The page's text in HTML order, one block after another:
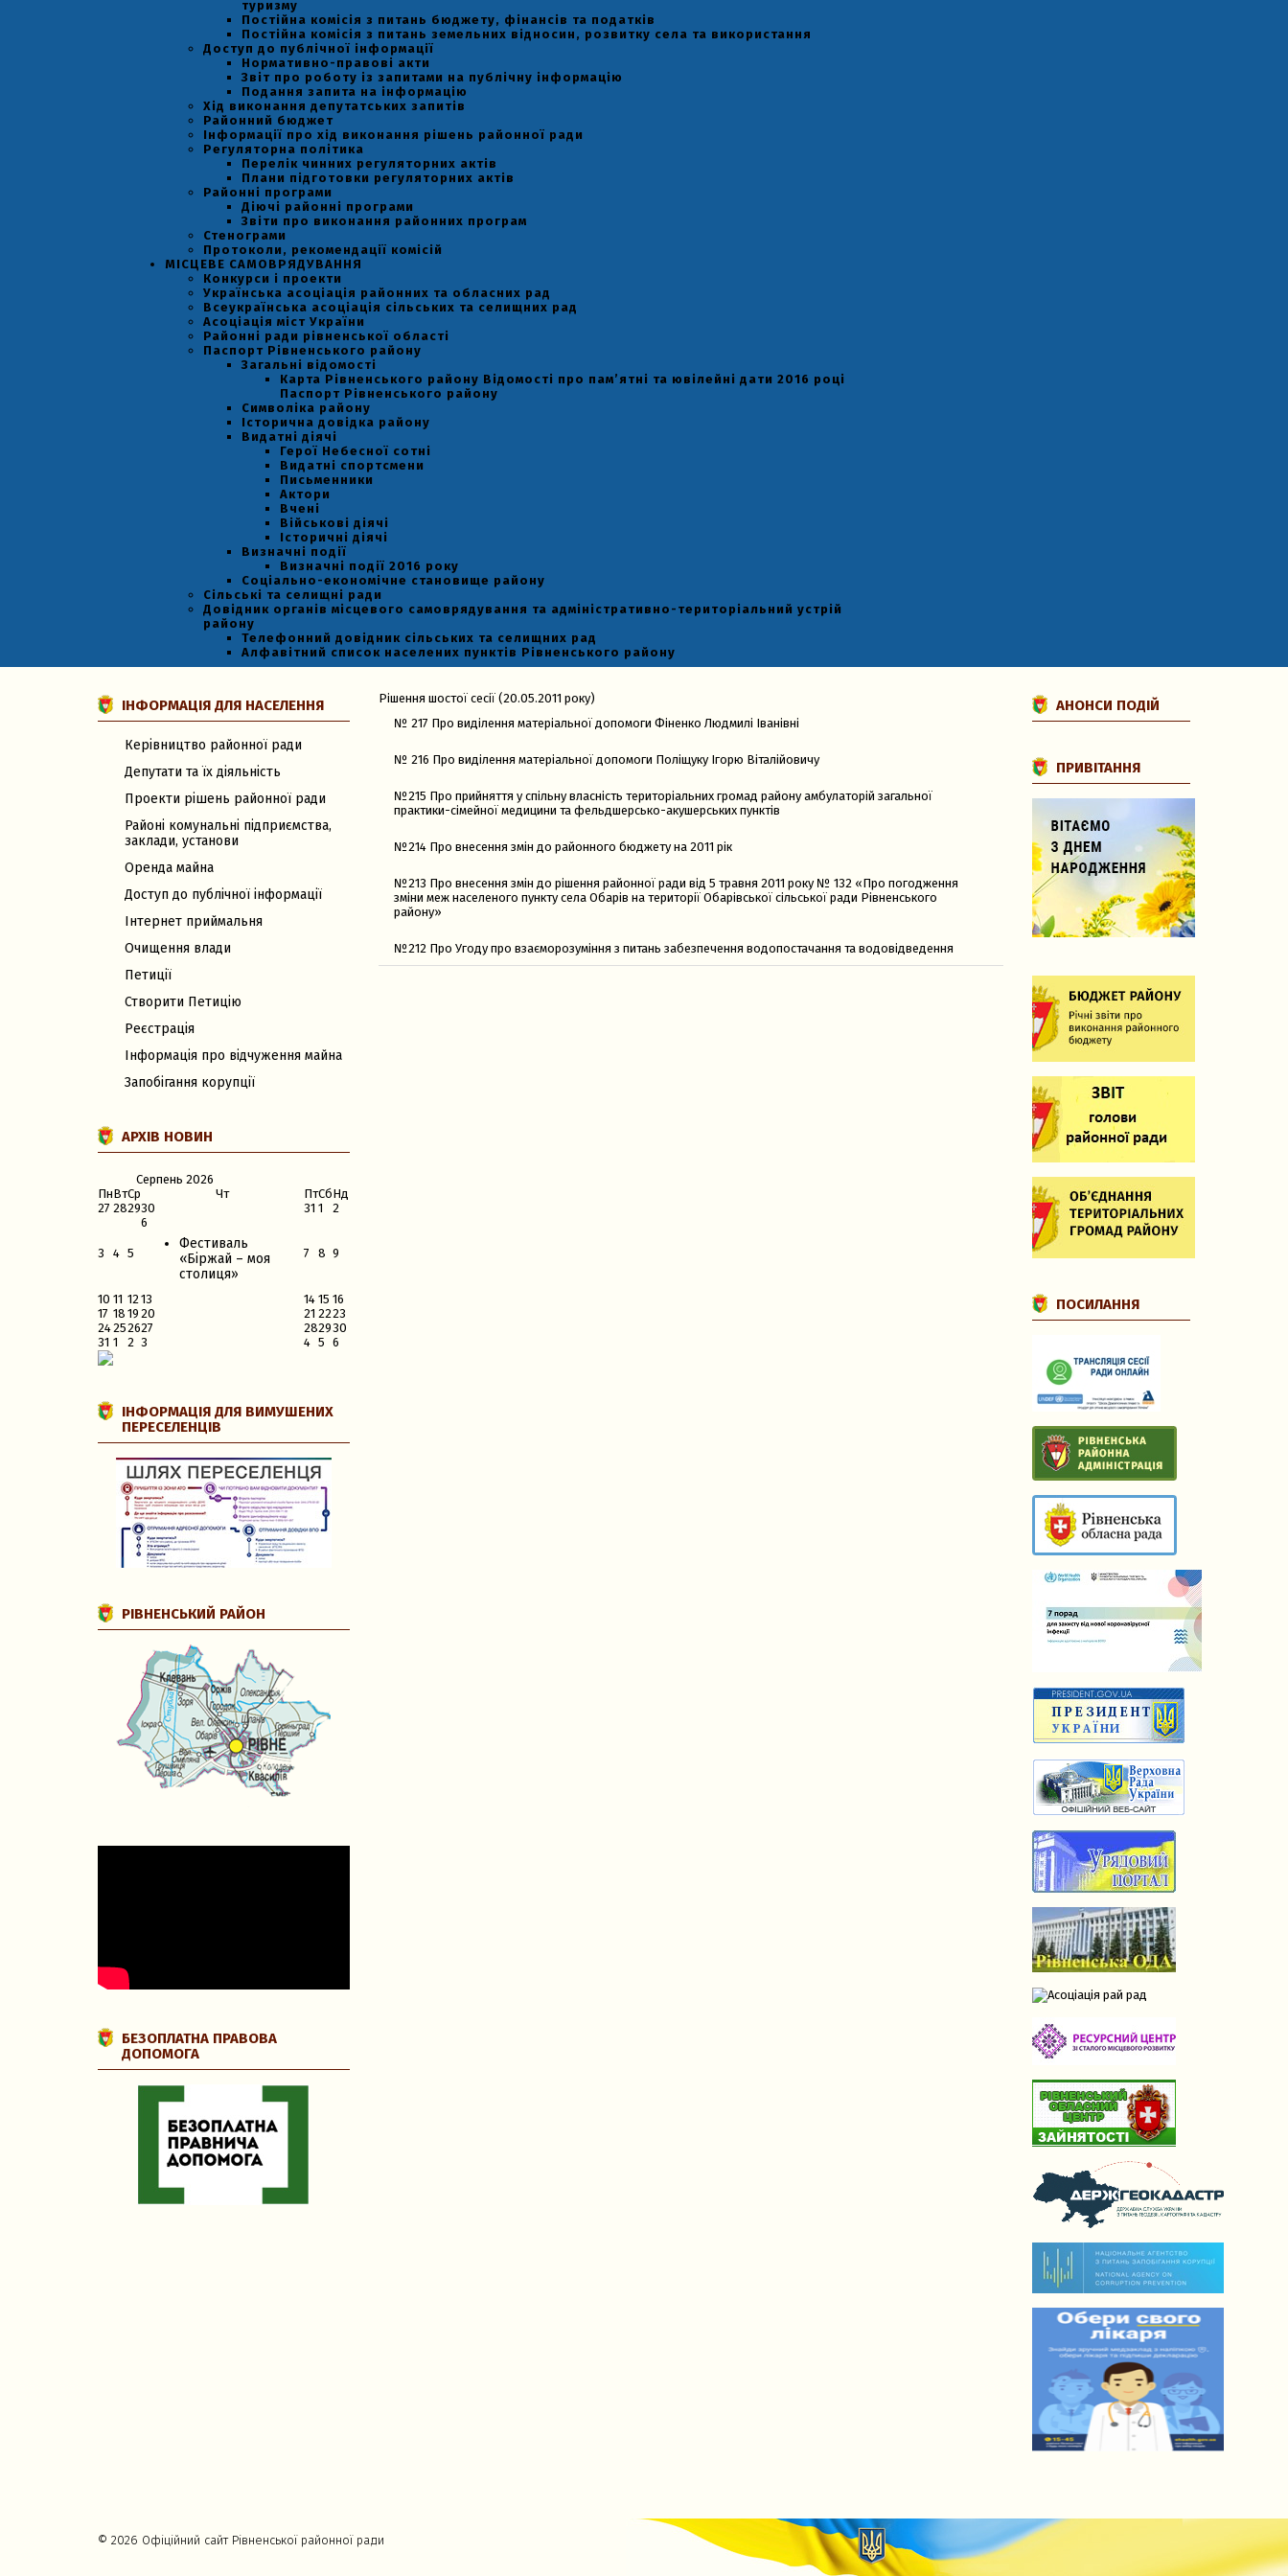
туризму
Постійна комісія з питань бюджету, фінансів та податків
Постійна комісія з питань земельних відносин, розвитку села та використання
Доступ до публічної інформації
Нормативно-правові акти
Звіт про роботу із запитами на публічну інформацію
Подання запита на інформацію
Хід виконання депутатських запитів
Районний бюджет
Інформації про хід виконання рішень районної ради
Регуляторна політика
Перелік чинних регуляторних актів
Плани підготовки регуляторних актів
Районні програми
Діючі районні програми
Звіти про виконання районних програм
Стенограми
Протоколи, рекомендації комісій
МІСЦЕВЕ САМОВРЯДУВАННЯ
Конкурси і проекти
Українська асоціація районних та обласних рад
Всеукраїнська асоціація сільських та селищних рад
Асоціація міст України
Районні ради рівненської області
Паспорт Рівненського району
Загальні відомості
Карта Рівненського району Відомості про пам’ятні та ювілейні дати 2016 році
Паспорт Рівненського району
Символіка району
Історична довідка району
Видатні діячі
Герої Небесної сотні
Видатні спортсмени
Письменники
Актори
Вчені
Військові діячі
Історичні діячі
Визначні події
Визначні події 2016 року
Соціально-економічне становище району
Сільські та селищні ради
Довідник органів місцевого самоврядування та адміністративно-територіальний устрій
району
Телефонний довідник сільських та селищних рад
Алфавітний список населених пунктів Рівненського району
Рішення шостої сесії (20.05.2011 року)
№ 217 Про виділення матеріальної допомоги Фіненко Людмилі Іванівні
№ 216 Про виділення матеріальної допомоги Поліщуку Ігорю Віталійовичу
№215 Про прийняття у спільну власність територіальних громад району амбулаторій загальної
практики-сімейної медицини та фельдшерсько-акушерських пунктів
№214 Про внесення змін до районного бюджету на 2011 рік
№213 Про внесення змін до рішення районної ради від 5 травня 2011 року № 132 «Про погодження
зміни меж населеного пункту села Обарів на території Обарівської сільської ради Рівненського
району»
№212 Про Угоду про взаєморозуміння з питань забезпечення водопостачання та водовідведення
ІНФОРМАЦІЯ ДЛЯ НАСЕЛЕННЯ
Керівництво районної ради
Депутати та їх діяльність
Проекти рішень районної ради
Районі комунальні підприємства,
заклади, установи
Оренда майна
Доступ до публічної інформації
Інтернет приймальня
Очищення влади
Петиції
Створити Петицію
Реєстрація
Інформація про відчуження майна
Запобігання корупції
АРХІВ НОВИН
Серпень 2026
ПнВтСр Чт ПтСбНд
27 282930 31 1 2
3 4 5
6
Фестиваль
«Біржай – моя
столиця»
7 8 9
10 11 1213 14 15 16
17 18 19 20 21 2223
24252627 282930
31 1 2 3 4 5 6
ІНФОРМАЦІЯ ДЛЯ ВИМУШЕНИХ
ПЕРЕСЕЛЕНЦІВ
РІВНЕНСЬКИЙ РАЙОН
БЕЗОПЛАТНА ПРАВОВА
ДОПОМОГА
АНОНСИ ПОДІЙ
ПРИВІТАННЯ
ПОСИЛАННЯ
© 2026 Офіційний сайт Рівненської районної ради